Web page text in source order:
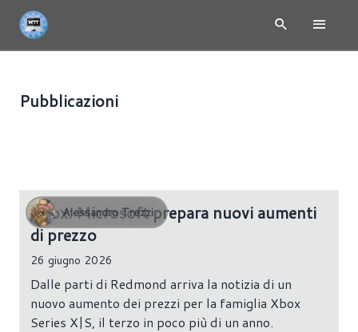
Pubblicazioni
Alessandro Trezzi
Xbox: Microsoft prepara nuovi aumenti
di prezzo
26 giugno 2026
Dalle parti di Redmond arriva la notizia di un
nuovo aumento dei prezzi per la famiglia Xbox
Series X|S, il terzo in poco più di un anno.